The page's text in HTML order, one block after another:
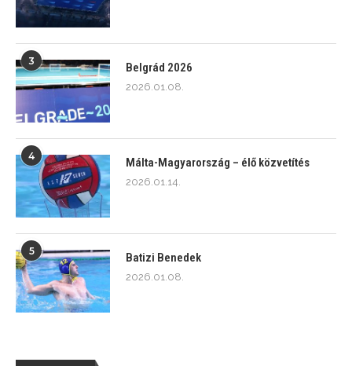
3
Belgrád 2026
2026.01.08.
4
Málta-Magyarország – élő közvetítés
2026.01.14.
5
Batizi Benedek
2026.01.08.